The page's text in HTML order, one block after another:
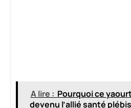
A lire : Pourquoi ce
devenu l’allié santé